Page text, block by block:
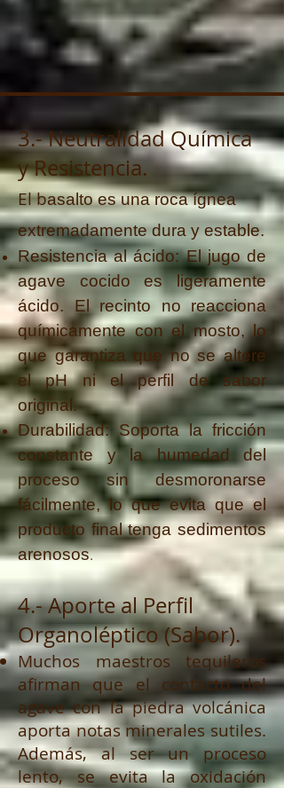
3.- Neutralidad Química
y Resistencia.
El basalto es una roca ígnea
extremadamente dura y estable.
Resistencia al ácido: El jugo de
agave cocido es ligeramente
ácido. El recinto no reacciona
químicamente con el mosto, lo
que garantiza que no se altere
el pH ni el perfil de sabor
original.
Durabilidad: Soporta la fricción
constante y la humedad del
proceso sin desmoronarse
fácilmente, lo que evita que el
producto final tenga sedimentos
arenosos.
4.- Aporte al Perfil
Organoléptico (Sabor).
​Muchos maestros tequileros
afirman que el contacto del
agave con la piedra volcánica
aporta notas minerales sutiles.
Además, al ser un proceso
lento, se evita la oxidación